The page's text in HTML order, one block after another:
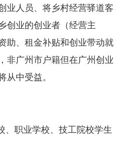
业人员、将乡村经营驿道客
创业的创业者（经营主
助、租金补贴和创业带动就
非广州市户籍但在广州创业
中受益。
、职业学校、技工院校学生